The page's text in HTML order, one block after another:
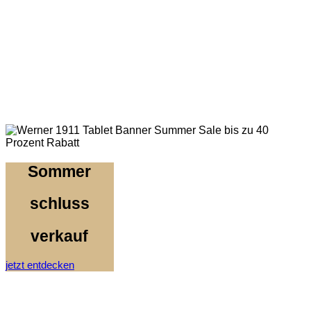
Sommer
schluss
verkauf
jetzt entdecken